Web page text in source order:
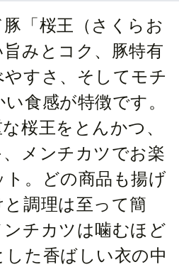
「桜王（さくらお
みとコク、豚特有
すさ、そしてモチ
食感が特徴です。
桜王をとんかつ、
メンチカツでお楽
ト。どの商品も揚げ
調理は至って簡
チカツは噛むほど
た香ばしい衣の中